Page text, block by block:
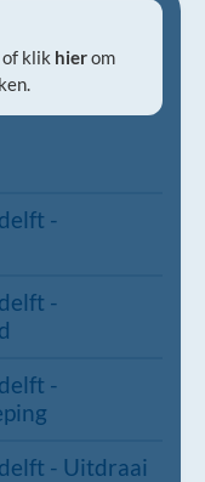
of klik hierom
-
-
-
- Uitdraai